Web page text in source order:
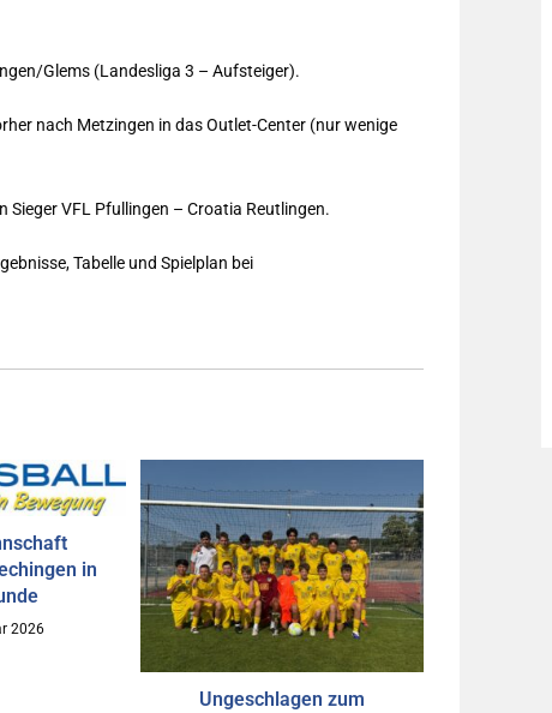
Glems (Landesliga 3 – Aufsteiger).
nach Metzingen in das Outlet-Center (nur wenige
Sieger VFL Pfullingen – Croatia Reutlingen.
Tabelle und Spielplan bei
in
2026
Ungeschlagen zum